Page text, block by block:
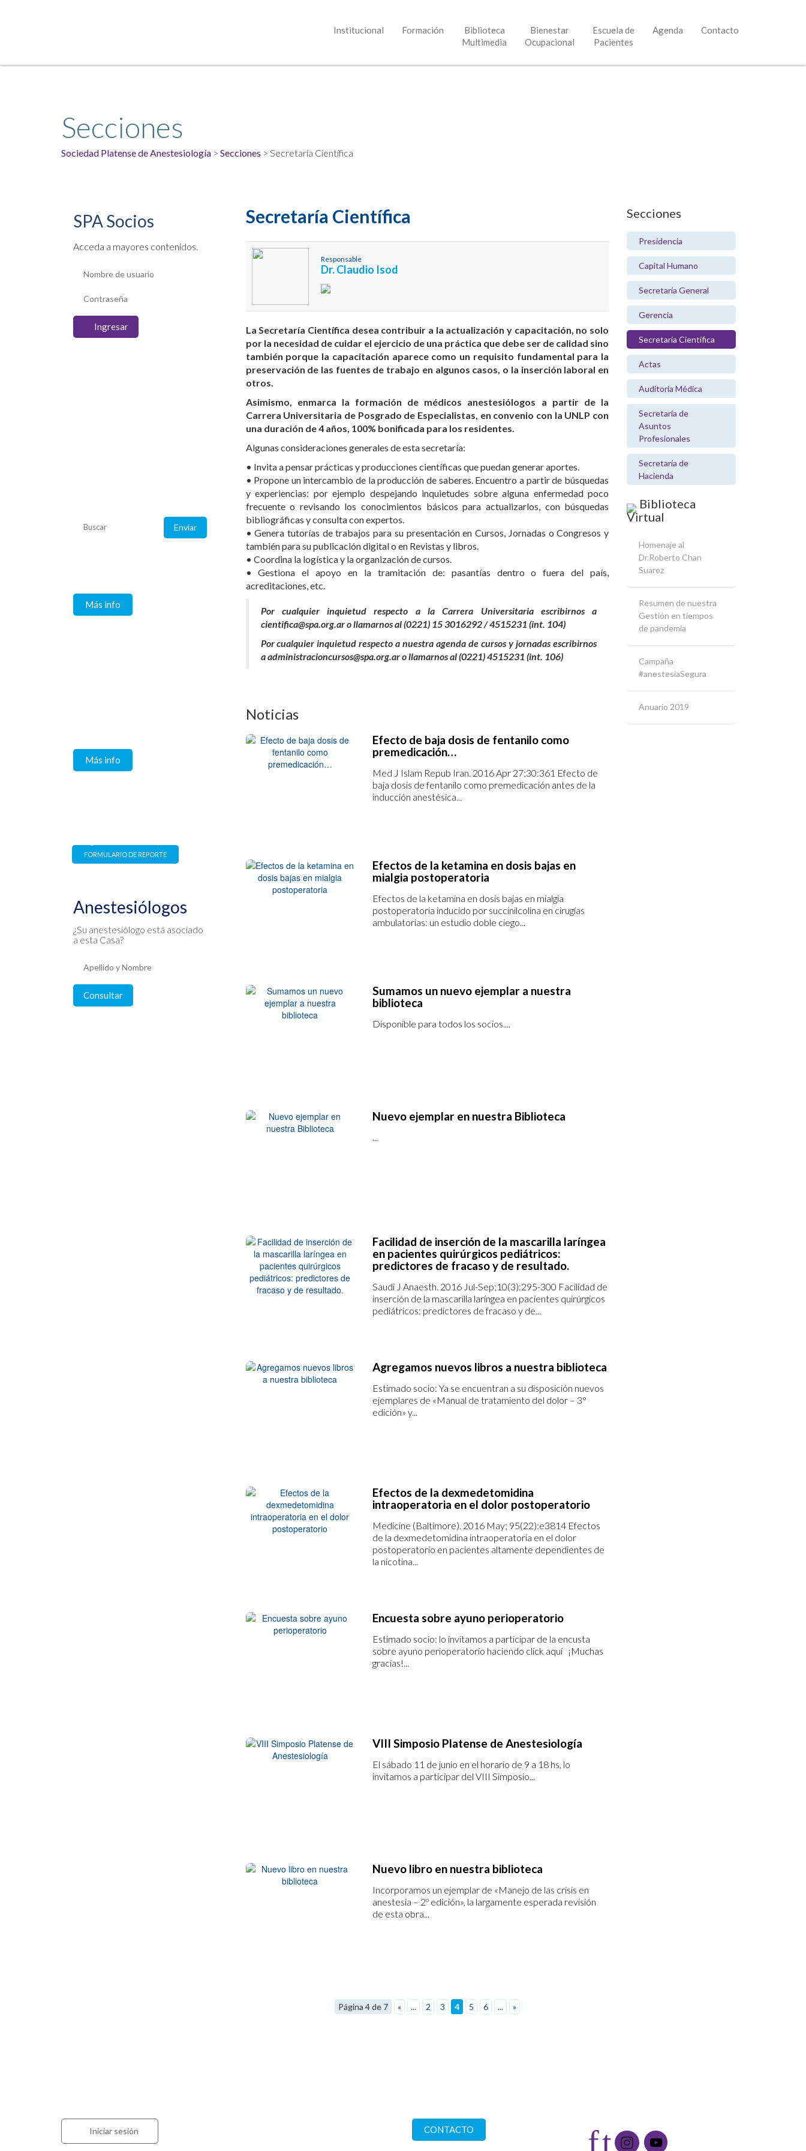
Institucional Formación
Biblioteca
Multimedia
Bienestar
Ocupacional
Escuela de
Pacientes
Agenda Contacto
Secciones
Sociedad Platense de Anestesiología > Secciones > Secretaría Científica
Secretaría Científica
Responsable
Dr. Claudio Isod
La Secretaría Científica desea contribuir a la actualización y capacitación, no solo
por la necesidad de cuidar el ejercicio de una práctica que debe ser de calidad sino
también porque la capacitación aparece como un requisito fundamental para la
preservación de las fuentes de trabajo en algunos casos, o la inserción laboral en
otros.
Asimismo, enmarca la formación de médicos anestesiólogos a partir de la
Carrera Universitaria de Posgrado de Especialistas, en convenio con la UNLP con
una duración de 4 años, 100% bonificada para los residentes.
Algunas consideraciones generales de esta secretaría:
• Invita a pensar prácticas y producciones científicas que puedan generar aportes.
• Propone un intercambio de la producción de saberes. Encuentro a partir de búsquedas
y experiencias: por ejemplo despejando inquietudes sobre alguna enfermedad poco
frecuente o revisando los conocimientos básicos para actualizarlos, con búsquedas
bibliográficas y consulta con expertos.
• Genera tutorías de trabajos para su presentación en Cursos, Jornadas o Congresos y
también para su publicación digital o en Revistas y libros.
• Coordina la logística y la organización de cursos.
• Gestiona el apoyo en la tramitación de: pasantías dentro o fuera del país,
acreditaciones, etc.
Por cualquier inquietud respecto a la Carrera Universitaria escribirnos a
cientifica@spa.org.ar o llamarnos al (0221) 15 3016292 / 4515231 (int. 104)
Por cualquier inquietud respecto a nuestra agenda de cursos y jornadas escribirnos
a administracioncursos@spa.org.ar o llamarnos al (0221) 4515231 (int. 106)
Noticias
Efecto de baja dosis de fentanilo como
premedicación…
Med J Islam Repub Iran. 2016 Apr 27;30:361 Efecto de
baja dosis de fentanilo como premedicación antes de la
inducción anestésica...
Efectos de la ketamina en dosis bajas en
mialgia postoperatoria
Efectos de la ketamina en dosis bajas en mialgia
postoperatoria inducido por succinilcolina en cirugías
ambulatorias: un estudio doble ciego...
Sumamos un nuevo ejemplar a nuestra
biblioteca
Disponible para todos los socios....
Nuevo ejemplar en nuestra Biblioteca
...
Facilidad de inserción de la mascarilla laríngea
en pacientes quirúrgicos pediátricos:
predictores de fracaso y de resultado.
Saudi J Anaesth. 2016 Jul-Sep;10(3):295-300 Facilidad de
inserción de la mascarilla laríngea en pacientes quirúrgicos
pediátricos: predictores de fracaso y de...
Agregamos nuevos libros a nuestra biblioteca
Estimado socio: Ya se encuentran a su disposición nuevos
ejemplares de «Manual de tratamiento del dolor – 3°
edición» y...
Efectos de la dexmedetomidina
intraoperatoria en el dolor postoperatorio
Medicine (Baltimore). 2016 May; 95(22):e3814 Efectos
de la dexmedetomidina intraoperatoria en el dolor
postoperatorio en pacientes altamente dependientes de
la nicotina...
Encuesta sobre ayuno perioperatorio
Estimado socio: lo invitamos a participar de la encusta
sobre ayuno perioperatorio haciendo click aquí ¡Muchas
gracias!...
VIII Simposio Platense de Anestesiología
El sábado 11 de junio en el horario de 9 a 18 hs, lo
invitamos a participar del VIII Simposio...
Nuevo libro en nuestra biblioteca
Incorporamos un ejemplar de «Manejo de las crisis en
anestesia – 2º edición», la largamente esperada revisión
de esta obra...
Página 4 de 7 « ... 2 3 4 5 6 ... »
Secciones
Presidencia
Capital Humano
Secretaría General
Gerencia
Secretaría Científica
Actas
Auditoría Médica
Secretaría de
Asuntos
Profesionales
Secretaría de
Hacienda
Biblioteca
Virtual
Homenaje al
Dr.Roberto Chan
Suarez
Resumen de nuestra
Gestión en tiempos
de pandemia
Campaña
#anestesiaSegura
Anuario 2019
SPASocios
Acceda a mayores contenidos.
Ingresar
Más info
Más info
FORMULARIO DE REPORTE
Anestesiólogos
¿Su anestesiólogo está asociado
a esta Casa?
Consultar
Iniciar sesión CONTACTO ft